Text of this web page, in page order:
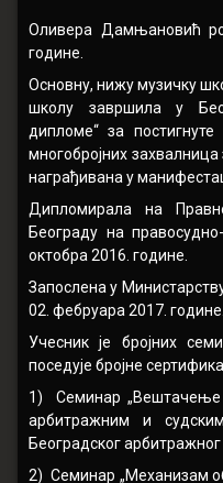
Оливера Дамњановић
године.
Основну, нижу музичку
школу завршила у
дипломе“ за
многобројних
награђивана у
Дипломирала на
Београду на
октобра 2016. године.
Запослена у
02. фебруара 2017. године.
Учесник је бројних
поседује бројне
1) Семинар „Вештачење
арбитражним и
Београдског
2) Семинар „Механизам